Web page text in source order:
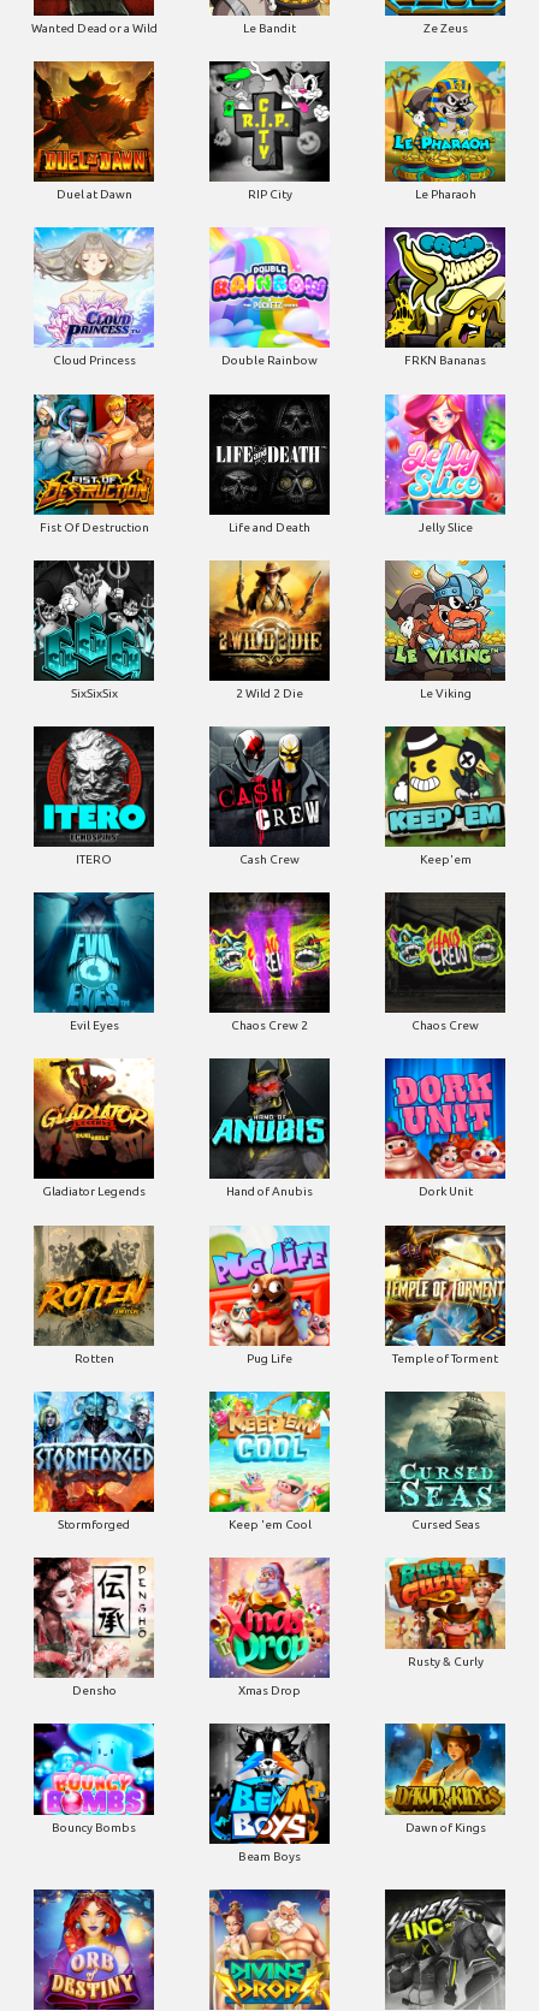
Wanted Dead or a Wild Le Bandit Ze Zeus
Duel at Dawn RIP City Le Pharaoh
Cloud Princess Double Rainbow FRKN Bananas
Fist Of Destruction Life and Death Jelly Slice
SixSixSix 2 Wild 2 Die Le Viking
ITERO Cash Crew Keep'em
Evil Eyes Chaos Crew 2 Chaos Crew
Gladiator Legends Hand of Anubis Dork Unit
Rotten Pug Life Temple of Torment
Stormforged Keep 'em Cool Cursed Seas
Densho Xmas Drop
Rusty & Curly
Bouncy Bombs
Beam Boys
Dawn of Kings